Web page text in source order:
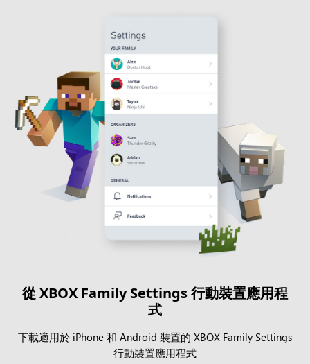
從 XBOX Family Settings 行動裝置應用程
式
下載適用於 iPhone 和 Android 裝置的 XBOX Family Settings
行動裝置應用程式